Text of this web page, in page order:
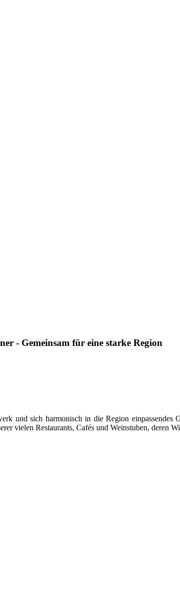
- Gemeinsam für eine starke Region
und sich harmonisch in die Region
vielen Restaurants, Cafés und Weinstuben, deren